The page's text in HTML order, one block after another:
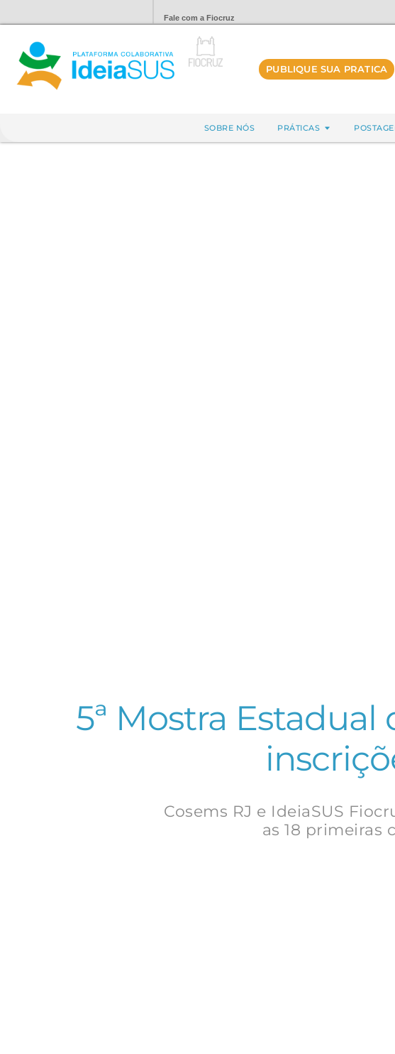
Fale com a Fiocruz
PUBLIQUE SUA PRATICA
SOBRE NÓS PRÁTICAS
5ª Mostra Estadual
Cosems RJ e IdeiaSUS
as 18 primeiras